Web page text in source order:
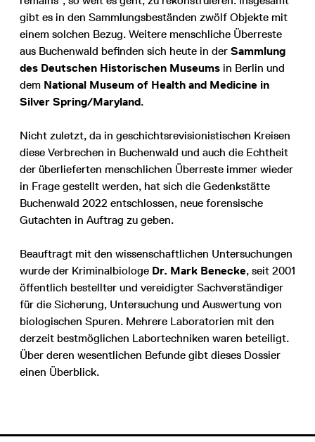
gibt es in den Sammlungsbeständen zwölf Objekte mit
einem solchen Bezug. Weitere menschliche Überreste
aus Buchenwald befinden sich heute in der Sammlung
des Deutschen Historischen Museums in Berlin und
dem National Museum of Health and Medicine in
Silver Spring/Maryland.
Nicht zuletzt, da in geschichtsrevisionistischen Kreisen
diese Verbrechen in Buchenwald und auch die Echtheit
der überlieferten menschlichen Überreste immer wieder
in Frage gestellt werden, hat sich die Gedenkstätte
Buchenwald 2022 entschlossen, neue forensische
Gutachten in Auftrag zu geben.
Beauftragt mit den wissenschaftlichen Untersuchungen
wurde der Kriminalbiologe Dr. Mark Benecke, seit 2001
öffentlich bestellter und vereidigter Sachverständiger
für die Sicherung, Untersuchung und Auswertung von
biologischen Spuren. Mehrere Laboratorien mit den
derzeit bestmöglichen Labortechniken waren beteiligt.
Über deren wesentlichen Befunde gibt dieses Dossier
einen Überblick.